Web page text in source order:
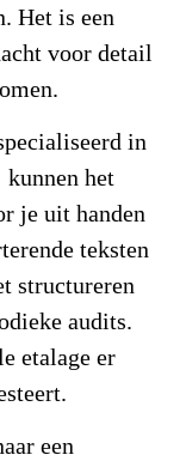
Het is een
voor detail
in
het
je uit handen
teksten
structureren
audits.
etalage er
een